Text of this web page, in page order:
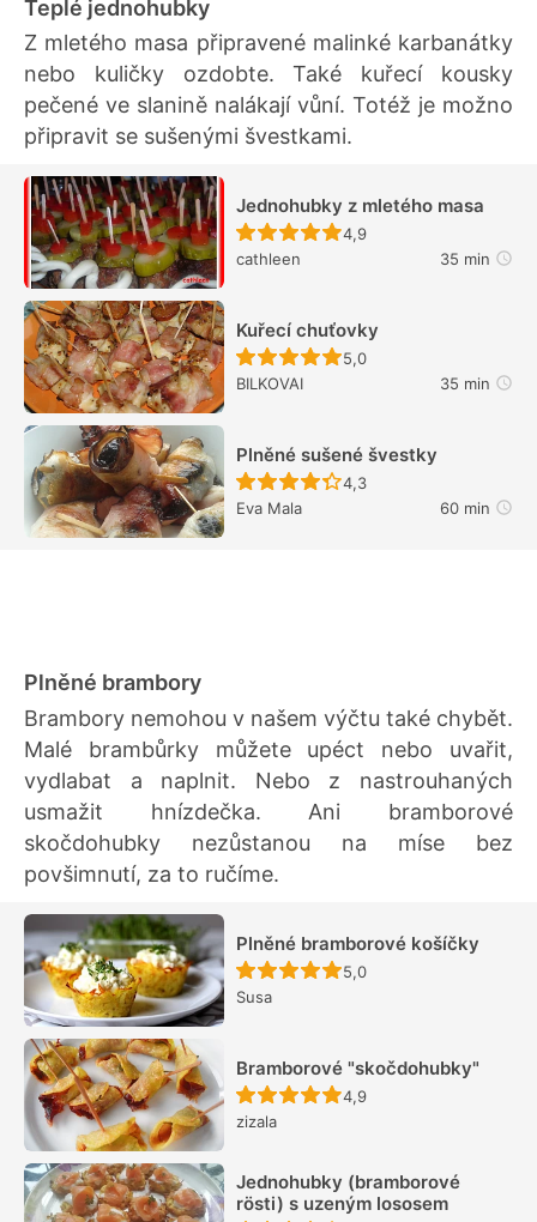
Teplé jednohubky
Z mletého masa připravené malinké karbanátky
nebo kuličky ozdobte. Také kuřecí kousky
pečené ve slanině nalákají vůní. Totéž je možno
připravit se sušenými švestkami.
Jednohubky z mletého masa
Recept ještě nebyl
4,9
cathleen
35 min
Kuřecí chuťovky
Recept ještě nebyl
5,0
BILKOVAI
35 min
Plněné sušené švestky
Recept ještě nebyl
4,3
Eva Mala
60 min
Plněné brambory
Brambory nemohou v našem výčtu také chybět.
Malé brambůrky můžete upéct nebo uvařit,
vydlabat a naplnit. Nebo z nastrouhaných
usmažit hnízdečka. Ani bramborové
skočdohubky nezůstanou na míse bez
povšimnutí, za to ručíme.
Plněné bramborové košíčky
Recept ještě nebyl
5,0
Susa
Bramborové "skočdohubky"
Recept ještě nebyl
4,9
zizala
Jednohubky (bramborové
rösti) s uzeným lososem